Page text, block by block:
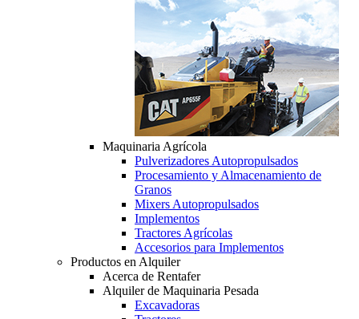
Maquinaria Agrícola
Pulverizadores Autopropulsados
Procesamiento y Almacenamiento de
Granos
Mixers Autopropulsados
Implementos
Tractores Agrícolas
Accesorios para Implementos
Productos en Alquiler
Acerca de Rentafer
Alquiler de Maquinaria Pesada
Excavadoras